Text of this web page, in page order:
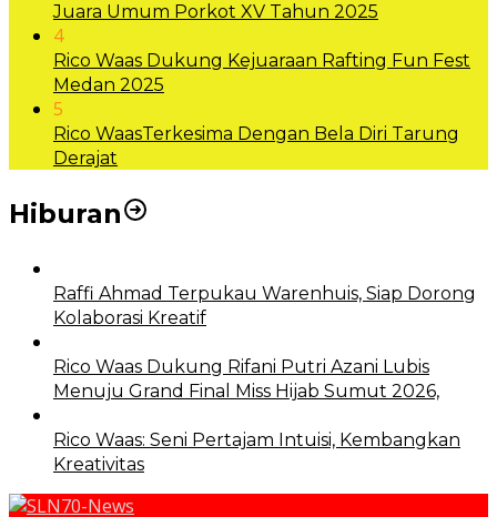
Juara Umum Porkot XV Tahun 2025
4
Rico Waas Dukung Kejuaraan Rafting Fun Fest
Medan 2025
5
Rico WaasTerkesima Dengan Bela Diri Tarung
Derajat
Hiburan
Raffi Ahmad Terpukau Warenhuis, Siap Dorong
Kolaborasi Kreatif
Rico Waas Dukung Rifani Putri Azani Lubis
Menuju Grand Final Miss Hijab Sumut 2026,
Rico Waas: Seni Pertajam Intuisi, Kembangkan
Kreativitas